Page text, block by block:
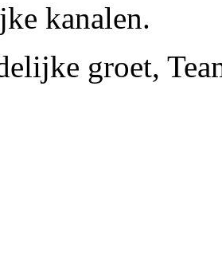
kanalen.
groet,